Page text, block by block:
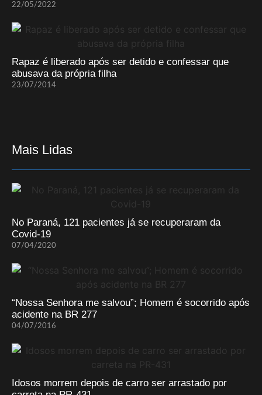
22/05/2022
Rapaz é liberado após ser detido e confessar que
abusava da própria filha
23/07/2014
Mais Lidas
No Paraná, 121 pacientes já se recuperaram da
Covid-19
07/04/2020
“Nossa Senhora me salvou”; Homem é socorrido após
acidente na BR 277
04/07/2016
Idosos morrem depois de carro ser arrastado por